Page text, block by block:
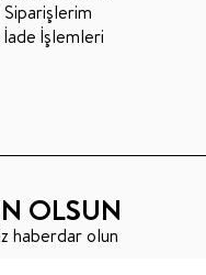
Siparişlerim
İade İşlemleri
OLSUN
haberdar olun